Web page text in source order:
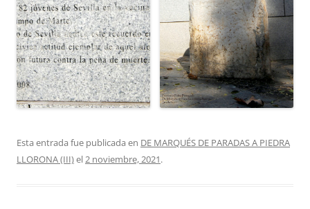
Esta entrada fue publicada en DE MARQUÉS DE PARADAS A PIEDRA
LLORONA (III)el2 noviembre, 2021.